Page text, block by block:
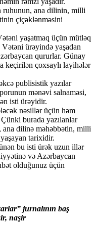
ruhunun, ana dilinin, milli
çiçəklənməsini
yaşatmaq üçün mütləq
ürəyində yaşadan
qururlar. Günay
keçirilən çoxsaylı layihələr
publisistik yazılar
mənəvi salnaməsi,
isti ürəyidir.
nəsillər üçün həm
burada yazılanlar
ana dilinə məhəbbətin, milli
yaşayan tarixidir.
bu isti ürək uzun illər
və Azərbaycan
olduğunuz üçün
jurnalının baş
naşir